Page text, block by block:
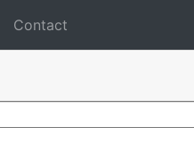
Contact